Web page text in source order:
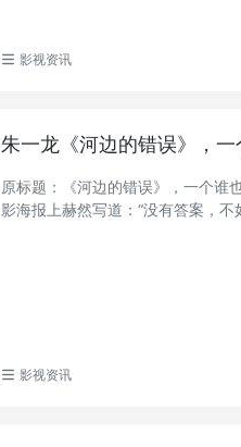
影视资讯
朱一龙《河边的错误》，
原标题：《河边的错误》，一个谁
影海报上赫然写道：“没有答案，
影视资讯